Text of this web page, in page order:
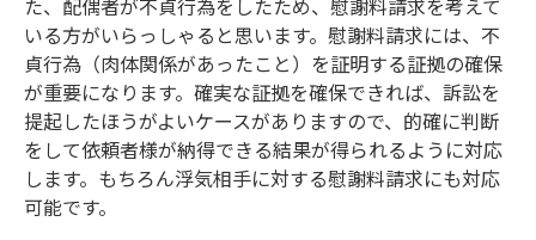
た、配偶者が不貞行為をしたため、慰謝料請求を考えて
いる方がいらっしゃると思います。慰謝料請求には、不
貞行為（肉体関係があったこと）を証明する証拠の確保
が重要になります。確実な証拠を確保できれば、訴訟を
提起したほうがよいケースがありますので、的確に判断
をして依頼者様が納得できる結果が得られるように対応
します。もちろん浮気相手に対する慰謝料請求にも対応
可能です。